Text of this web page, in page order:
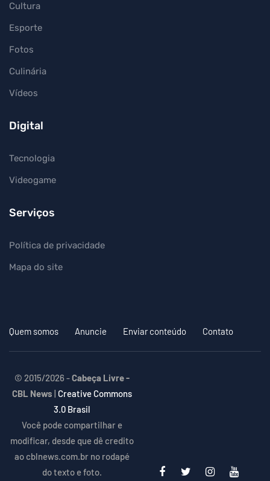
Cultura
Esporte
Fotos
Culinária
Vídeos
Digital
Tecnologia
Videogame
Serviços
Política de privacidade
Mapa do site
Quem somos Anuncie Enviar conteúdo Contato
© 2015/2026 -Cabeça Livre -
CBL News | Creative Commons
3.0 Brasil
Você pode compartilhar e
modificar, desde que dê credito
ao cblnews.com.br no rodapé
do texto e foto.